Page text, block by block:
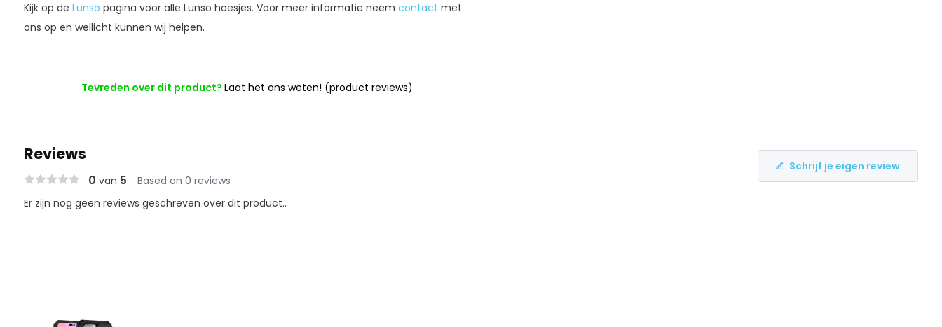
Kijk op de Lunso pagina voor alle Lunso hoesjes. Voor meer informatie neem contact met
ons op en wellicht kunnen wij helpen.
Tevreden over dit product?Laat het ons weten! (product reviews)
Reviews
0 van 5 Based on 0 reviews
Schrijf je eigen review
Er zijn nog geen reviews geschreven over dit product..